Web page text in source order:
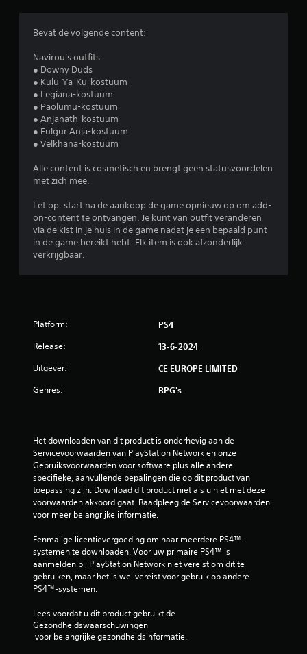
Bevat de volgende content:
Navirou's outfits:
● Downy Duds
● Kulu-Ya-Ku-kostuum
● Legiana-kostuum
● Paolumu-kostuum
● Anjanath-kostuum
● Fulgur Anja-kostuum
● Velkhana-kostuum
Alle content is cosmetisch en brengt geen statusvoordelen
met zich mee.
Let op: start na de aankoop de game opnieuw op om add-
on-content te ontvangen. Je kunt van outfit veranderen
via de kist in je huis in de game nadat je een bepaald punt
in de game bereikt hebt. Elk item is ook afzonderlijk
verkrijgbaar.
Platform: PS4
Release: 13-6-2024
Uitgever: CE EUROPE LIMITED
Genres: RPG's
Het downloaden van dit product is onderhevig aan de
Servicevoorwaarden van PlayStation Network en onze
Gebruiksvoorwaarden voor software plus alle andere
specifieke, aanvullende bepalingen die op dit product van
toepassing zijn. Download dit product niet als u niet met deze
voorwaarden akkoord gaat. Raadpleeg de Servicevoorwaarden
voor meer belangrijke informatie.
Eenmalige licentievergoeding om naar meerdere PS4™-
systemen te downloaden. Voor uw primaire PS4™ is
aanmelden bij PlayStation Network niet vereist om dit te
gebruiken, maar het is wel vereist voor gebruik op andere
PS4™-systemen.
Lees voordat u dit product gebruikt de
Gezondheidswaarschuwingen
voor belangrijke gezondheidsinformatie.